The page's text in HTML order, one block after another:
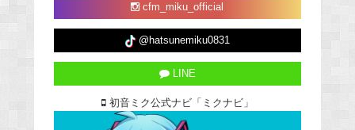
cfm_miku_official
@hatsunemiku0831
LINE
初音ミク公式ナビ「ミクナビ」